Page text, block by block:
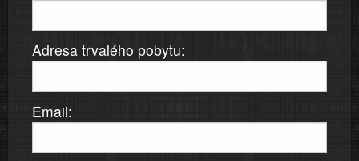
Adresa trvalého pobytu:
Email: